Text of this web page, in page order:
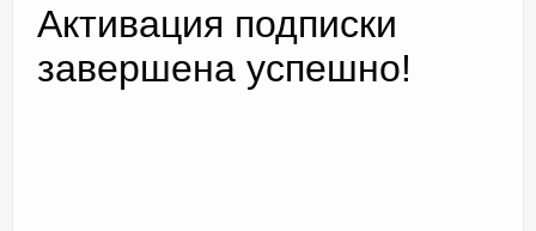
Активация подписки
завершена успешно!